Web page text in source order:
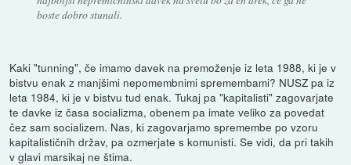
boste dobro stunali.
Kaki "tunning", če imamo davek na premoženje iz leta 1988, ki je v
bistvu enak z manjšimi nepomembnimi spremembami? NUSZ pa iz
leta 1984, ki je v bistvu tud enak. Tukaj pa "kapitalisti" zagovarjate
te davke iz časa socializma, obenem pa imate veliko za povedat
čez sam socializem. Nas, ki zagovarjamo spremembe po vzoru
kapitalističnih držav, pa ozmerjate s komunisti. Se vidi, da pri takih
v glavi marsikaj ne štima.